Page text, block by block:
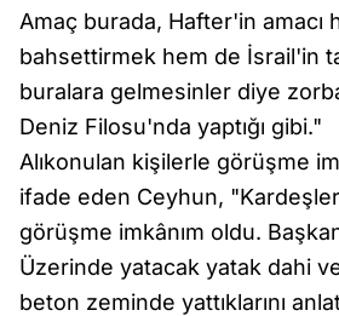
Amaç burada, Hafter'in amacı
bahsettirmek hem de İsrail'in
buralara gelmesinler diye
Deniz Filosu'nda yaptığı gibi."
Alıkonulan kişilerle görüşme
ifade eden Ceyhun,
görüşme imkânım oldu.
Üzerinde yatacak yatak dahi
beton zeminde yattıklarını